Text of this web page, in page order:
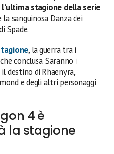
stagione della serie
sanguinosa Danza dei
Spade.
, la guerra tra i
conclusa. Saranno i
destino di Rhaenyra,
e degli altri personaggi
4 è
la stagione